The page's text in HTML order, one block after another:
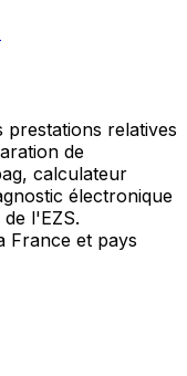
relatives
de
calculateur
électronique
l'EZS.
France et pays